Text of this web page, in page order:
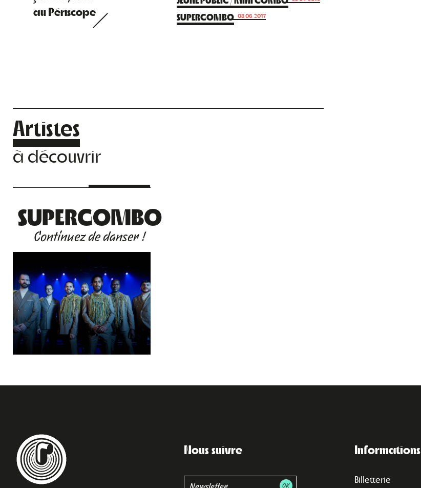
au Périscope SUPERGOMBO 08.06.2017
Artistes
à découvrir
SUPERGOMBO
Continuez de danser !
Nous suivre Informations
Billetterie